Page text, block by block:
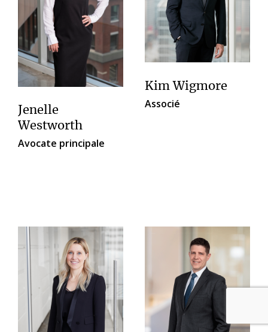
Jenelle
Westworth
Avocate principale
Kim Wigmore
Associé